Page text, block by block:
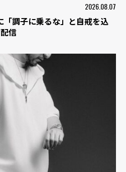
2026.08.07
「調子に乗るな」と自戒を込
信